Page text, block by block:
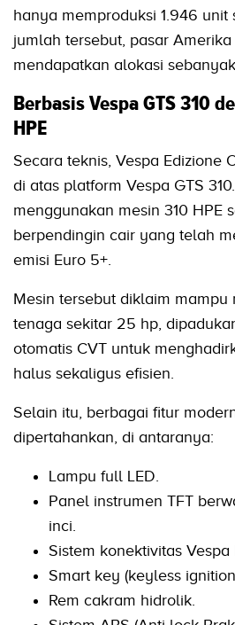
hanya memproduksi 1.946 unit
jumlah tersebut, pasar
mendapatkan alokasi
Berbasis Vespa GTS 310
HPE
Secara teknis, Vespa Edizione
di atas platform Vespa GTS
menggunakan mesin 310 HPE
berpendingin cair yang telah
emisi Euro 5+.
Mesin tersebut diklaim mampu
tenaga sekitar 25 hp,
otomatis CVT untuk
halus sekaligus efisien.
Selain itu, berbagai fitur
dipertahankan, di antaranya:
Lampu full LED.
Panel instrumen TFT
inci.
Sistem konektivitas Vespa
Smart key (keyless
Rem cakram hidrolik.